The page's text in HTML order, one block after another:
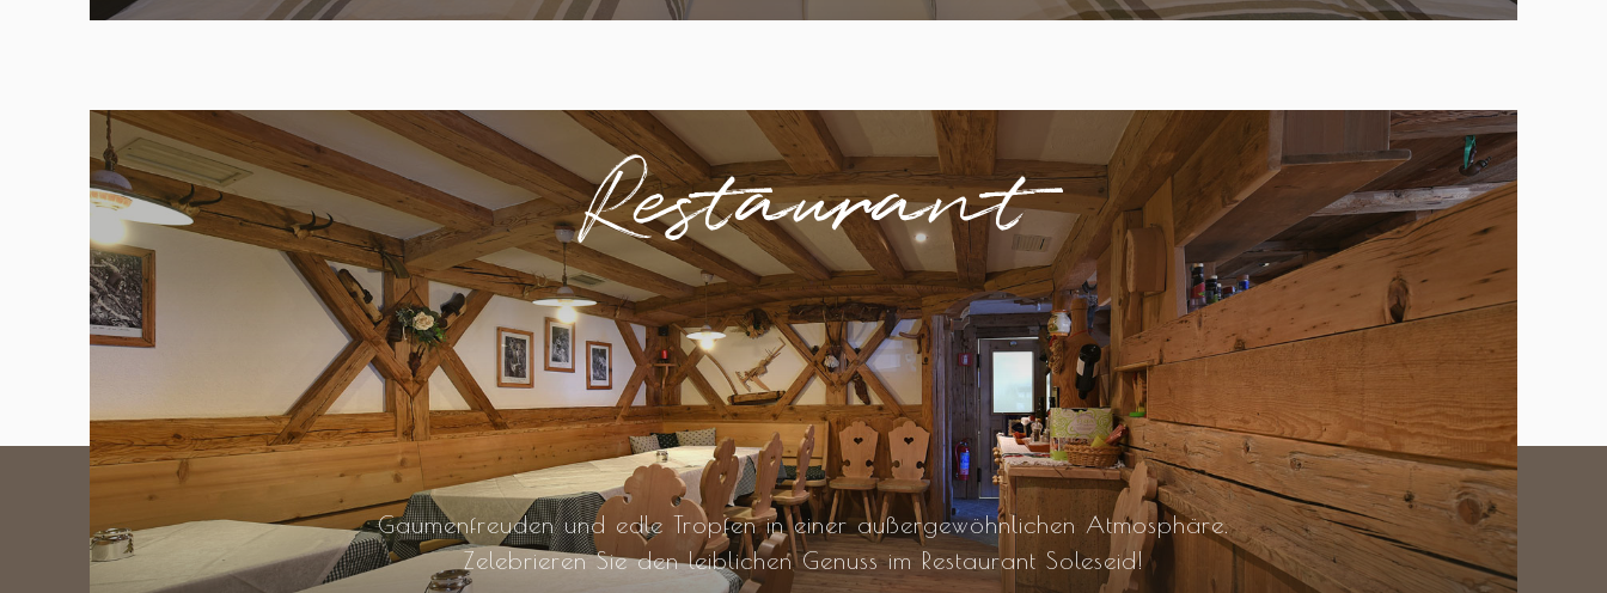
Restaurant
Gaumenfreuden und edle Tropfen in einer außergewöhnlichen Atmosphäre.
Zelebrieren Sie den leiblichen Genuss im Restaurant Soleseid!